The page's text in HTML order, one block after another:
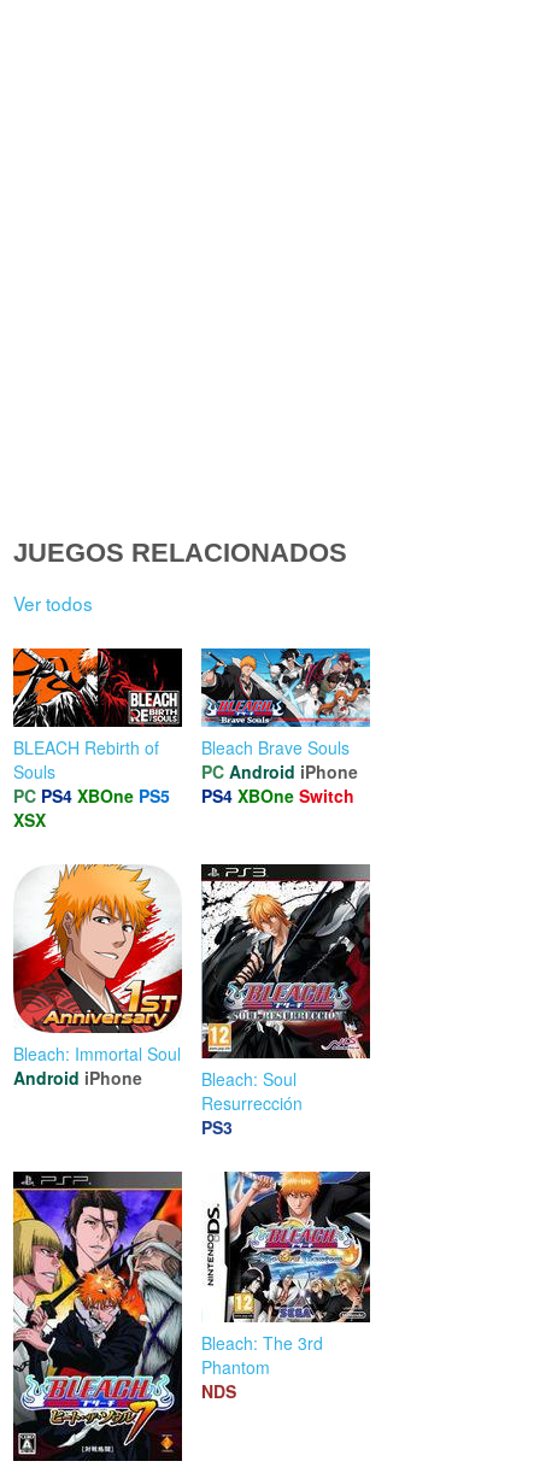
JUEGOS RELACIONADOS
Ver todos
BLEACH Rebirth of
Souls
PC PS4 XBOne PS5
XSX
Bleach Brave Souls
PC Android iPhone
PS4 XBOne Switch
Bleach: Immortal Soul
Android iPhone
Bleach: Soul
Resurrección
PS3
Bleach: The 3rd
Phantom
NDS